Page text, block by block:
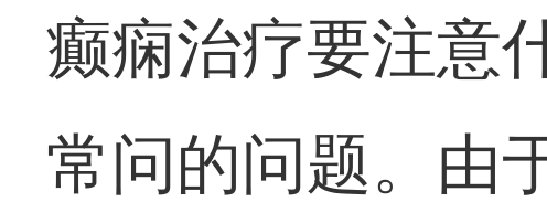
癫痫治疗要注意
常问的问题。由